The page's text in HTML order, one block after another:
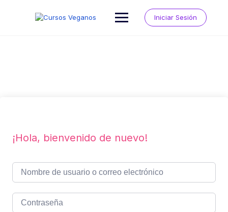
Iniciar Sesión
¡Hola, bienvenido de nuevo!